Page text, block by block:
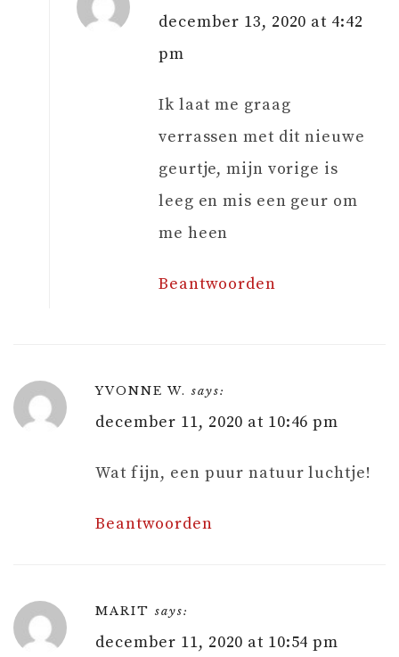
december 13, 2020 at 4:42
pm
Ik laat me graag
verrassen met dit nieuwe
geurtje, mijn vorige is
leeg en mis een geur om
me heen
Beantwoorden
YVONNE W. says:
december 11, 2020 at 10:46 pm
Wat fijn, een puur natuur luchtje!
Beantwoorden
MARIT says:
december 11, 2020 at 10:54 pm